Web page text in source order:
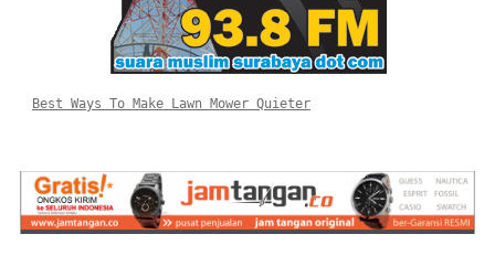
Best Ways To Make Lawn Mower Quieter